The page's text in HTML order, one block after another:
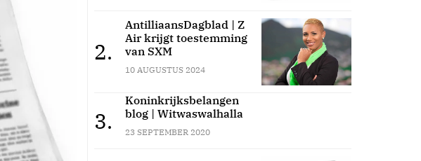
2.
AntilliaansDagblad | Z
Air krijgt toestemming
van SXM
10 AUGUSTUS 2024
3.
Koninkrijksbelangen
blog | Witwaswalhalla
23 SEPTEMBER 2020